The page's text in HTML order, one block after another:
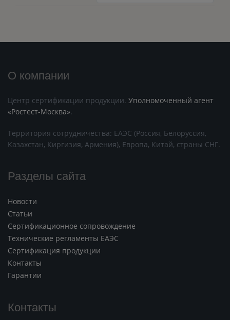
О компании
Центр сертификации продукции. Уполномоченный агент
«Ростест-Москва».
Территория сотрудничества: ЕАЭС (Россия, Белоруссия,
Казахстан, Киргизия, Армения), Европа, Китай, страны СНГ.
Разделы сайта
Новости
Статьи
Сертификационное сопровождение
Технические регламенты ЕАЭС
Сертификация продукции
Контакты
Гарантии
Контакты